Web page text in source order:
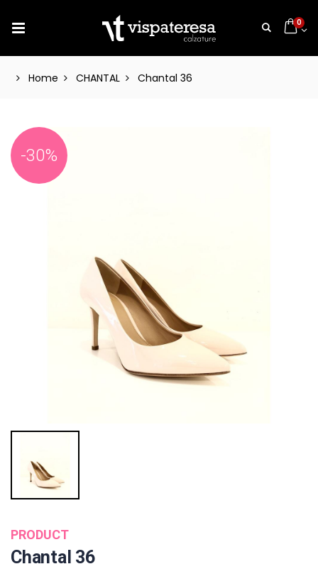
0
Home CHANTAL Chantal 36
-30%
PRODUCT
Chantal 36